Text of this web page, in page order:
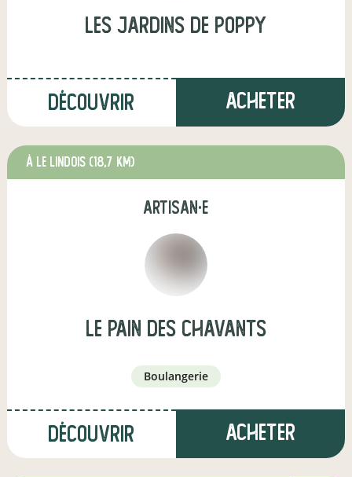
Les Jardins de Poppy
Découvrir Acheter
à Le Lindois (18,7 km)
artisan·e
Le pain des Chavants
boulangerie
Découvrir Acheter